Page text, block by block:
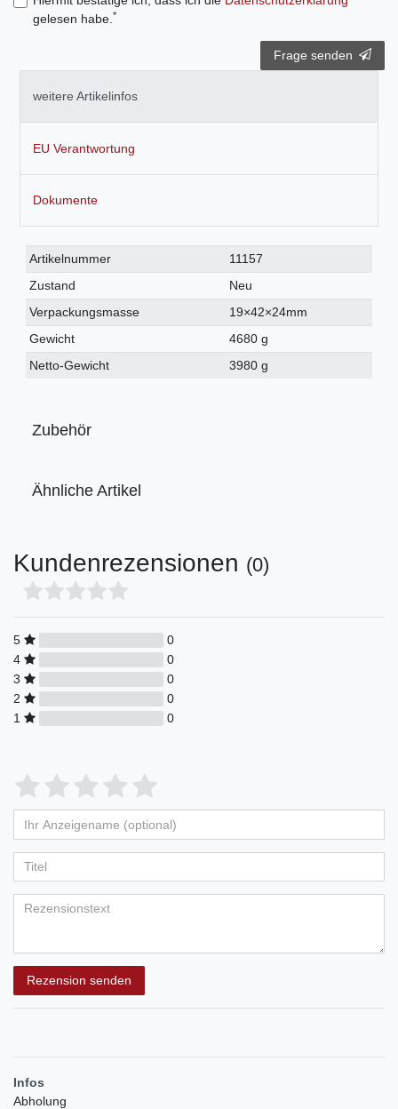
gelesen habe. *
Frage senden
weitere Artikelinfos
EU Verantwortung
Dokumente
Technisches
Merkmal
Wert
Artikelnummer
11157
Zustand
Neu
Verpackungsmasse
19×42×24mm
Gewicht
4680 g
Netto-Gewicht
3980 g
Zubehör
Ähnliche Artikel
Kundenrezensionen (0)
5
0
4
0
3
0
2
0
1
0
Bewertungssterne
von
5
Bewertungssternen
4
von
5
Bewertungssternen
3
von
5
Bewertungssternen
2
von
5
Bewertungssternen
1
von
5
Bewertungssternen
Anzeigename
(optional)
Rezension senden
Infos
Abholung